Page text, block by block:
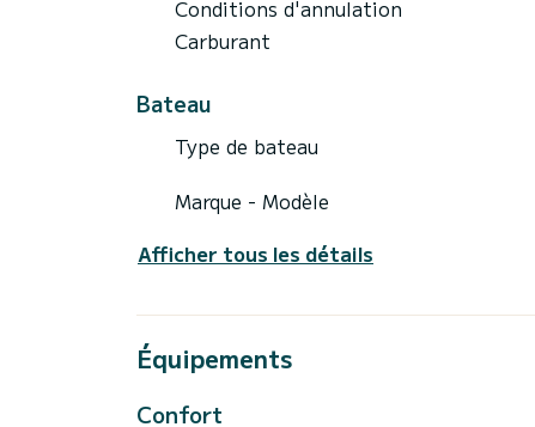
Conditions d'annulation
Carburant
Bateau
Type de bateau
Marque - Modèle
Afficher tous les détails
Équipements
Confort